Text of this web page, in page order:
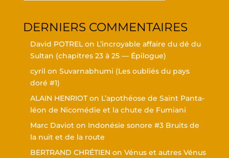
DER­NIERS COMMENTAIRES
David POTRELon L’in­croyable affaire du dé du
Sul­tan (cha­pitres 23 à 25 — Épilogue)
cyril on Suvar­nabhu­mi (Les oubliés du pays
doré #1)
ALAIN HENRIOTon L’a­po­théose de Saint Pan­ta­
léon de Nico­mé­die et la chute de Fumiani
Marc Davioton Indo­né­sie sonore #3 Bruits de
la nuit et de la route
BERTRAND CHRÉTIEN on Vénus et autres Vénus